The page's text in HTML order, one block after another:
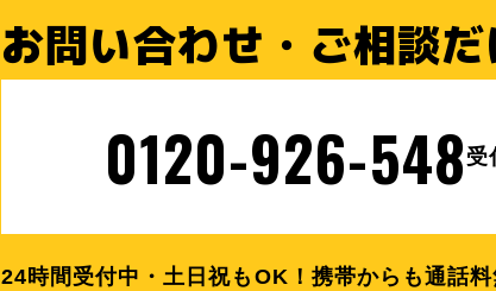
お問い合わせ・ご相談
0120-926-548 受
24時間受付中・土日祝もOK！ 携帯からも通話料